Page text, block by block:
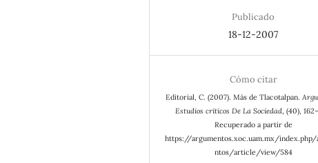
Publicado
18-12-2007
Cómo citar
Editorial, C. (2007). Más de Tlacotalpan.
Estudios críticos De La Sociedad, (40),
Recuperado a partir de
https://argumentos.xoc.uam.mx/index.php/
ntos/article/view/584